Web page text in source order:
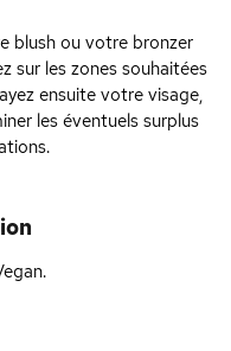
blush ou votre bronzer
sur les zones souhaitées
ensuite votre visage,
les éventuels surplus